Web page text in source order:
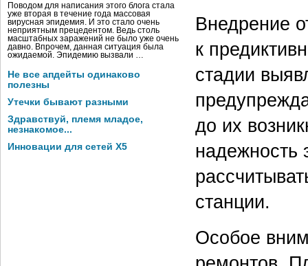
Поводом для написания этого блога стала
уже вторая в течение года массовая
вирусная эпидемия. И это стало очень
неприятным прецедентом. Ведь столь
масштабных заражений не было уже очень
давно. Впрочем, данная ситуация была
ожидаемой. Эпидемию вызвали …
Не все апдейты одинаково
полезны
Утечки бывают разными
Здравствуй, племя младое,
незнакомое...
Инновации для сетей X5
Внедрение
к
стадии
до их
надежность
станции.
Особое